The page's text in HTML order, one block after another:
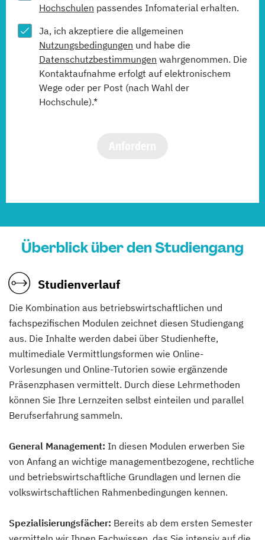
Hochschulen passendes Infomaterial erhalten.
Ja, ich akzeptiere die allgemeinen
Nutzungsbedingungen und habe die
Datenschutzbestimmungen wahrgenommen. Die
Kontaktaufnahme erfolgt auf elektronischem
Wege oder per Post (nach Wahl der
Hochschule).*
Überblick über den Studiengang
Studienverlauf
Die Kombination aus betriebswirtschaftlichen und
fachspezifischen Modulen zeichnet diesen Studiengang
aus. Die Inhalte werden dabei über Studienhefte,
multimediale Vermittlungsformen wie Online-
Vorlesungen und Online-Tutorien sowie ergänzende
Präsenzphasen vermittelt. Durch diese Lehrmethoden
können Sie Ihre Lernzeiten selbst einteilen und parallel
Berufserfahrung sammeln.
General Management: In diesen Modulen erwerben Sie
von Anfang an wichtige managementbezogene, rechtliche
und betriebswirtschaftliche Grundlagen und lernen die
volkswirtschaftlichen Rahmenbedingungen kennen.
Spezialisierungsfächer: Bereits ab dem ersten Semester